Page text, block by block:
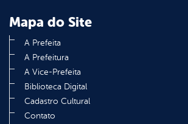
Mapa do Site
A Prefeita
A Prefeitura
A Vice-Prefeita
Biblioteca Digital
Cadastro Cultural
Contato